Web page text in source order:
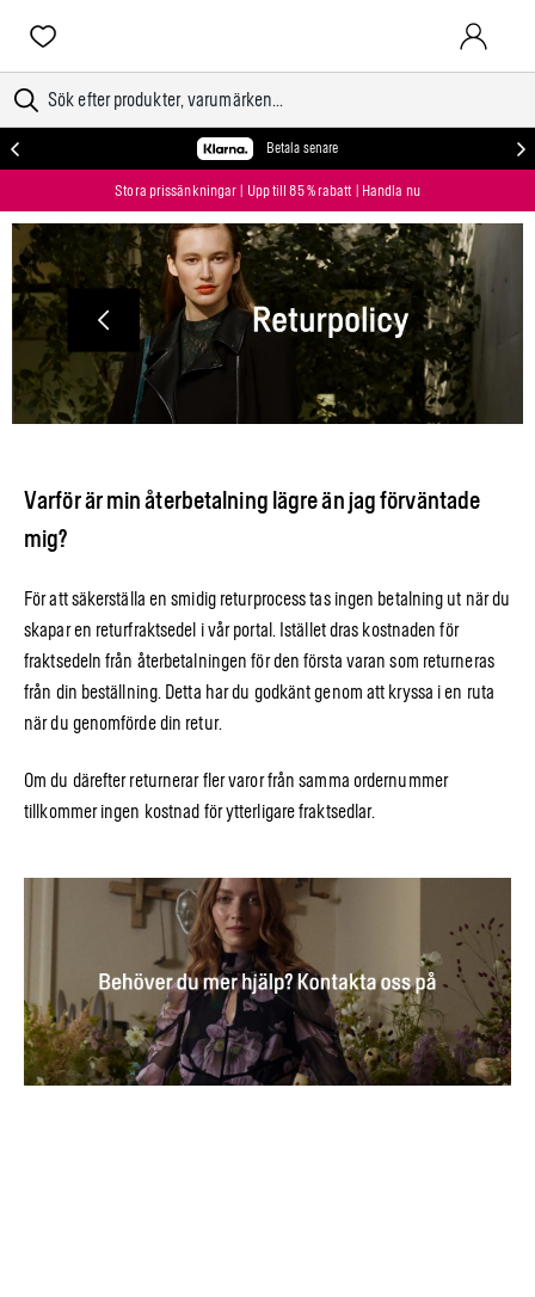
LOGGA IN
Betala senare
Stora prissänkningar | Upp till 85 % rabatt | Handla nu
Varför är min återbetalning lägre än jag förväntade
mig?
För att säkerställa en smidig returprocess tas ingen betalning ut när du
skapar en returfraktsedel i vår portal. Istället dras kostnaden för
fraktsedeln från återbetalningen för den första varan som returneras
från din beställning. Detta har du godkänt genom att kryssa i en ruta
när du genomförde din retur.
Om du därefter returnerar fler varor från samma ordernummer
tillkommer ingen kostnad för ytterligare fraktsedlar.